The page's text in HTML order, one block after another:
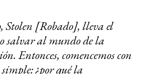
Stolen [Robado], lleva el
salvar al mundo de la
Entonces, comencemos con
¿por qué la